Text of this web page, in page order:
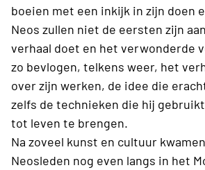
boeien met een inkijk in zijn doen
Neos zullen niet de eersten zijn
verhaal doet en het verwonderde
zo bevlogen, telkens weer, het
over zijn werken, de idee die
zelfs de technieken die hij
tot leven te brengen.
Na zoveel kunst en cultuur
Neosleden nog even langs in het